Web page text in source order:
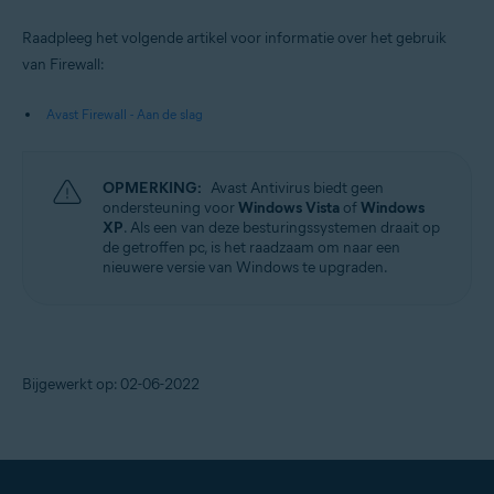
Raadpleeg het volgende artikel voor informatie over het gebruik
van Firewall:
Avast Firewall - Aan de slag
OPMERKING: Avast Antivirus biedt geen
ondersteuning voorWindows Vista ofWindows
XP. Als een van deze besturingssystemen draait op
de getroffen pc, is het raadzaam om naar een
nieuwere versie van Windows te upgraden.
Bijgewerkt op: 02-06-2022